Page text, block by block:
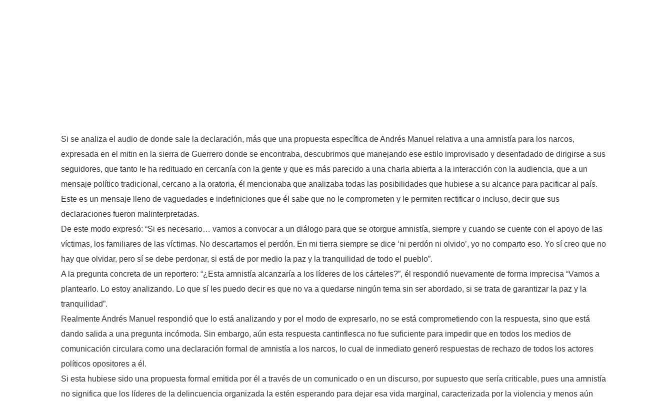
Si se analiza el audio de donde sale la declaración, más que una propuesta específica de Andrés Manuel relativa a una amnistía para los narcos,
expresada en el mitin en la sierra de Guerrero donde se encontraba, descubrimos que manejando ese estilo improvisado y desenfadado de dirigirse a sus
seguidores, que tanto le ha redituado en cercanía con la gente y que es más parecido a una charla abierta a la interacción con la audiencia, que a un
mensaje político tradicional, cercano a la oratoria, él mencionaba que analizaba todas las posibilidades que hubiese a su alcance para pacificar al país.
Este es un mensaje lleno de vaguedades e indefiniciones que él sabe que no le comprometen y le permiten rectificar o incluso, decir que sus
declaraciones fueron malinterpretadas.
De este modo expresó: “Si es necesario… vamos a convocar a un diálogo para que se otorgue amnistía, siempre y cuando se cuente con el apoyo de las
víctimas, los familiares de las víctimas. No descartamos el perdón. En mi tierra siempre se dice ‘ni perdón ni olvido’, yo no comparto eso. Yo sí creo que no
hay que olvidar, pero sí se debe perdonar, si está de por medio la paz y la tranquilidad de todo el pueblo”.
A la pregunta concreta de un reportero: “¿Esta amnistía alcanzaría a los líderes de los cárteles?”, él respondió nuevamente de forma imprecisa “Vamos a
plantearlo. Lo estoy analizando. Lo que sí les puedo decir es que no va a quedarse ningún tema sin ser abordado, si se trata de garantizar la paz y la
tranquilidad”.
Realmente Andrés Manuel respondió que lo está analizando y por el modo de expresarlo, no se está comprometiendo con la respuesta, sino que está
dando salida a una pregunta incómoda. Sin embargo, aún esta respuesta cantinflesca no fue suficiente para impedir que en todos los medios de
comunicación circulara como una declaración formal de amnistía a los narcos, lo cual de inmediato generó respuestas de rechazo de todos los actores
políticos opositores a él.
Si esta hubiese sido una propuesta formal emitida por él a través de un comunicado o en un discurso, por supuesto que sería criticable, pues una amnistía
no significa que los líderes de la delincuencia organizada la estén esperando para dejar esa vida marginal, caracterizada por la violencia y menos aún